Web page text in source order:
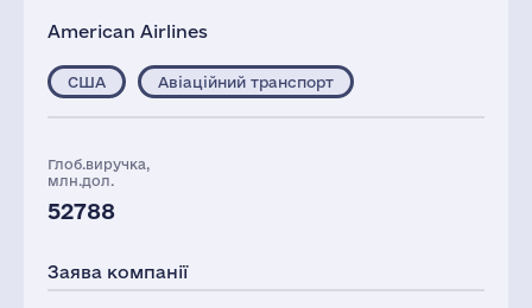
American Airlines
США Авіаційний транспорт
Глоб.виручка,
млн.дол.
52788
Заява компанії